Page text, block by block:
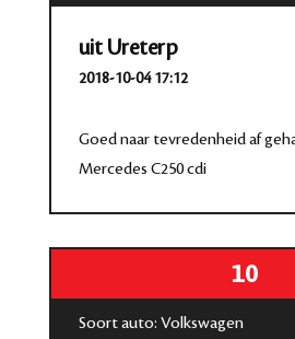
uit Ureterp
2018-10-04 17:12
Goed naar tevredenheid af
Mercedes C250 cdi
10
Soort auto: Volkswagen